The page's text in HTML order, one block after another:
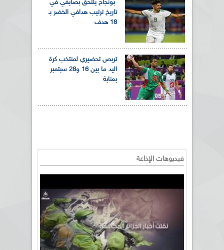
بونجاح يلتحق بصايفي في
تاريخ ترتيب هدافي الخضر بـ
18 هدف
تربص تحضيري لمنتخب كرة
اليد ما بين 16 و28 سبتمبر
بعنابة
فيديوهات الإذاعة